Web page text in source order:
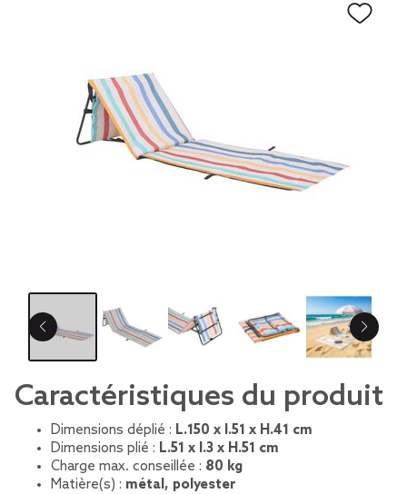
Caractéristiques du produit
Dimensions déplié : L.150 x l.51 x H.41 cm
Dimensions plié : L.51 x l.3 x H.51 cm
Charge max. conseillée : 80 kg
Matière(s) : métal, polyester